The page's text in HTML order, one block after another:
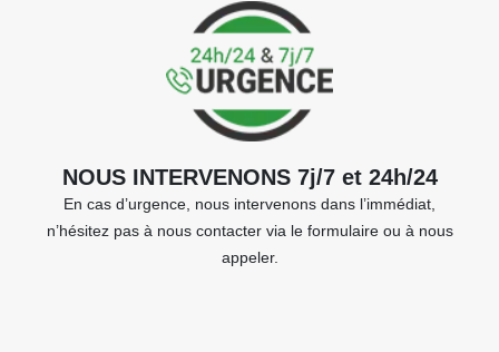
NOUS INTERVENONS 7j/7 et 24h/24
En cas d’urgence, nous intervenons dans l’immédiat,
n’hésitez pas à nous contacter via le formulaire ou à nous
appeler.